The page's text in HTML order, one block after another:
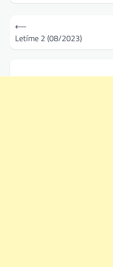
Navigace
pro
příspěvek
⟵
Letíme 2 (08/2023)